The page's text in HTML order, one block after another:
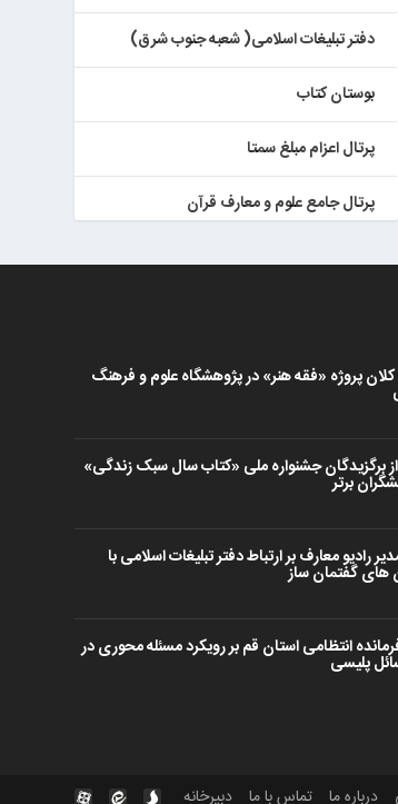
دفتر تبلیغات اسلامی( شعبه جنوب شرق)
بوستان کتاب
پرتال اعزام مبلغ سمتا
پرتال جامع علوم و معارف قرآن
کتابخان همراه پژوهان
پروژه «فقه هنر» در پژوهشگاه علوم و فرهنگ
برگزیدگان جشنواره ملی «کتاب سال سبک زندگی»
برتر
رادیو معارف بر ارتباط دفتر تبلیغات اسلامی با
های گفتمان ساز
انتظامی استان قم بر رویکرد مسئله محوری در
پلیسی
درباره ما تماس با ما دبیرخانه